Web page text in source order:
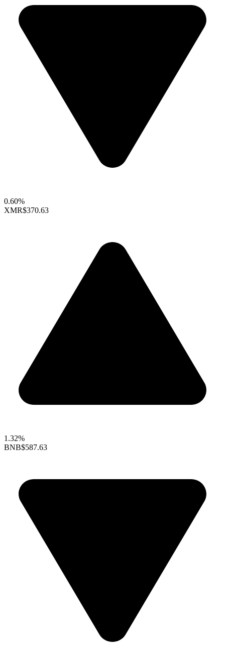
0.60%
XMR$370.63
1.32%
BNB$587.63